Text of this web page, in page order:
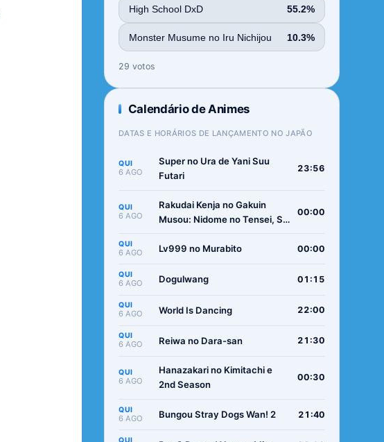
High School DxD 55.2%
Monster Musume no Iru Nichijou 10.3%
29 votos
Calendário de Animes
DATAS E HORÁRIOS DE LANÇAMENTO NO JAPÃO
QUI
6 AGO
Super no Ura de Yani Suu
Futari
23:56
QUI
6 AGO
Rakudai Kenja no Gakuin
Musou: Nidome no Tensei, S-
Boukenroku
00:00
QUI
6 AGO Lv999 no Murabito 00:00
QUI
6 AGO Dogulwang 01:15
QUI
6 AGO World Is Dancing 22:00
QUI
6 AGO Reiwa no Dara-san 21:30
QUI
6 AGO
Hanazakari no Kimitachi e
2nd Season
00:30
QUI
6 AGO Bungou Stray Dogs Wan! 2 21:40
QUI